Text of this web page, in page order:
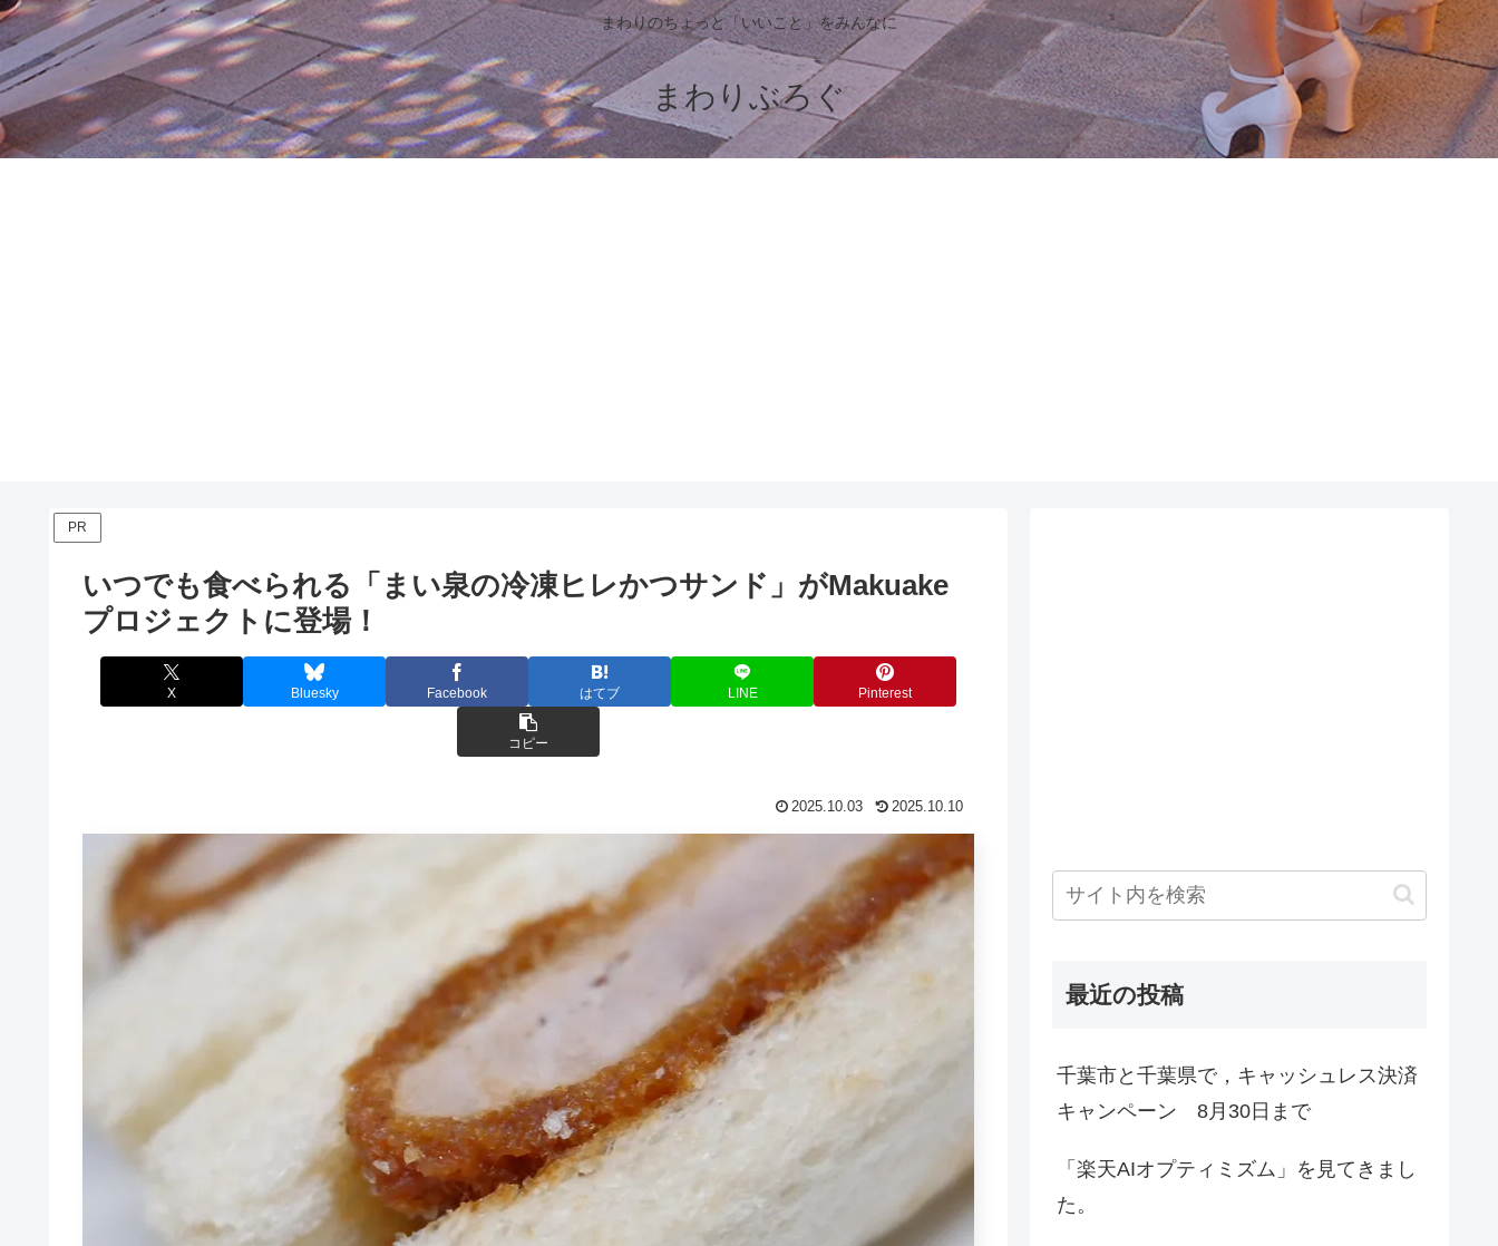
まわりのちょっと「いいこと」をみんなに
まわりぶろぐ
PR
いつでも食べられる「まい泉の冷凍ヒレかつサンド」がMakuake
プロジェクトに登場！
X Bluesky Facebook はてブ LINE Pinterest
コピー
2025.10.03 2025.10.10
最近の投稿
千葉市と千葉県で，キャッシュレス決済
キャンペーン 8月30日まで
「楽天AIオプティミズム」を見てきまし
た。